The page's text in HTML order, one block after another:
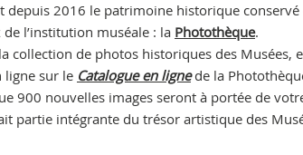
2016 le patrimoine historique conservé
l’institution muséale : la Photothèque.
collection de photos historiques des Musées,
ligne sur le Catalogue en lignede la
900 nouvelles images seront à portée de
partie intégrante du trésor artistique des